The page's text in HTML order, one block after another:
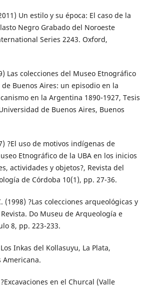
Un estilo y su época: El caso de la
Negro Grabado del Noroeste
Series 2243. Oxford,
Las colecciones del Museo Etnográfico
Buenos Aires: un episodio en la
en la Argentina 1890-1927, Tesis
de Buenos Aires, Buenos
?El uso de motivos indígenas de
Etnográfico de la UBA en los inicios
actividades y objetos?, Revista del
de Córdoba 10(1), pp. 27-36.
(1998) ?Las colecciones arqueológicas y
Do Museu de Arqueología e
8, pp. 223-233.
Inkas del Kollasuyu, La Plata,
Americana.
en el Churcal (Valle